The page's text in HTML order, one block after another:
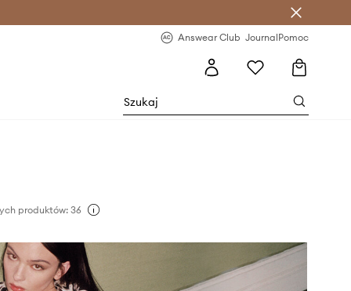
Answear Club JournalPomoc
produktów: 36